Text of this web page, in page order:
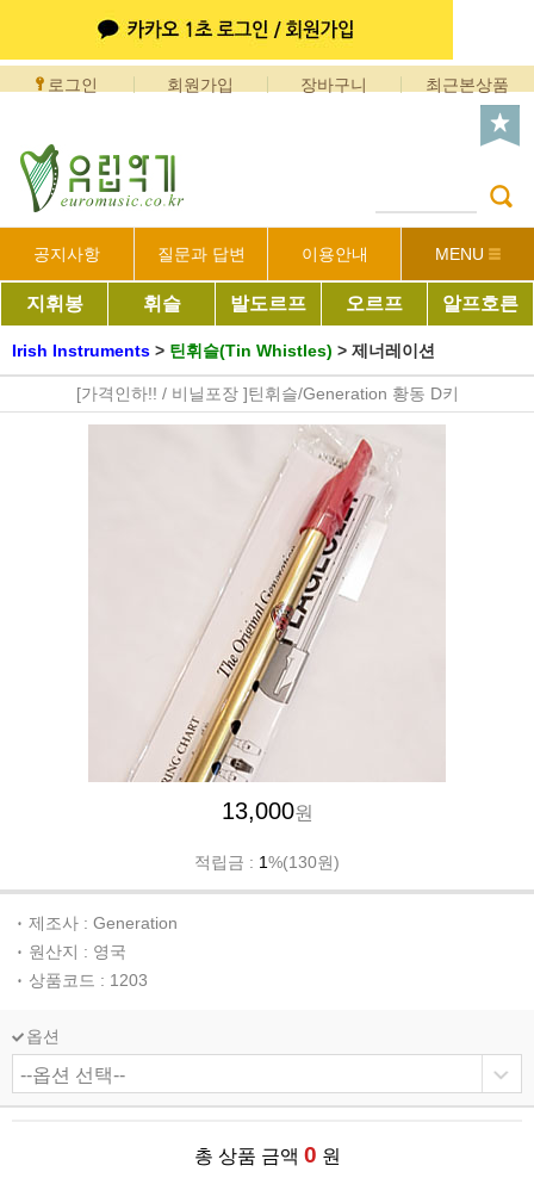
로그인 회원가입 장바구니 최근본상품
공지사항 질문과 답변 이용안내 MENU
지휘봉 휘슬 발도르프 오르프 알프호른
Irish Instruments > 틴휘슬(Tin Whistles) > 제너레이션
[가격인하!! / 비닐포장 ]틴휘슬/Generation 황동 D키
13,000원
적립금 : 1%(130원)
제조사 : Generation
원산지 : 영국
상품코드 : 1203
옵션
총 상품 금액 0 원